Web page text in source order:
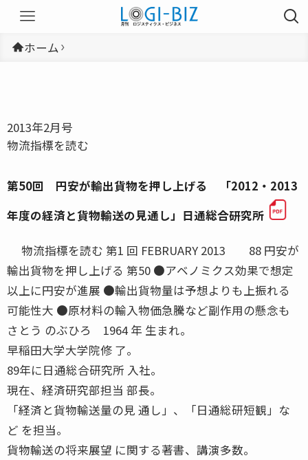
ホーム
2013年2月号
物流指標を読む
第50回 円安が輸出貨物を押し上げる 「2012・2013
年度の経済と貨物輸送の見通し」日通総合研究所
物流指標を読む 第1 回 FEBRUARY 2013 88 円安が
輸出貨物を押し上げる 第50 ●アベノミクス効果で想定
以上に円安が進展 ●輸出貨物量は予想よりも上振れる
可能性大 ●原材料の輸入物価急騰など副作用の懸念も
さとう のぶひろ 1964 年 生まれ。
早稲田大学大学院修 了。
89年に日通総合研究所 入社。
現在、経済研究部担当 部長。
「経済と貨物輸送量の見 通し」、「日通総研短観」な
ど を担当。
貨物輸送の将来展望 に関する著書、講演多数。